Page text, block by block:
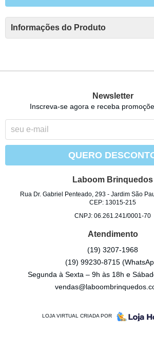
Informações do Produto
Newsletter
Inscreva-se agora e receba
QUERO
Laboom Brinquedos
Rua Dr. Gabriel Penteado, 293- Jardim São
CEP: 13015-215
CNPJ: 06.261.241/0001-70
Atendimento
(19) 3207-1968
(19) 99230-8715
Segunda à Sexta – 9h às 18h e
LOJA VIRTUAL CRIADA POR